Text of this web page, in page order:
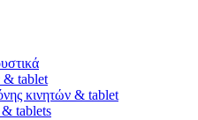
& tablet
κινητών & tablet
& tablets